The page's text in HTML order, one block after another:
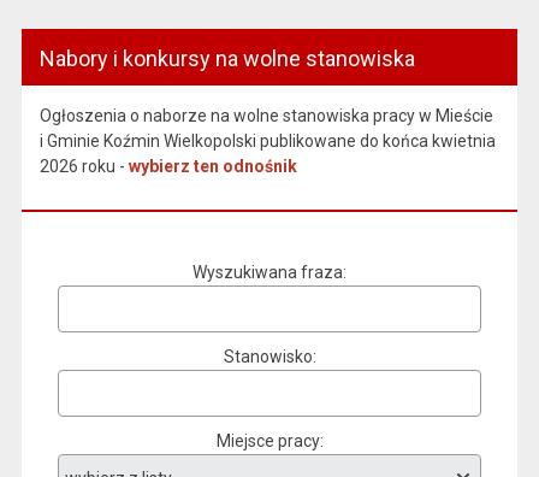
Nabory i konkursy na wolne stanowiska
Ogłoszenia o naborze na wolne stanowiska pracy w Mieście
i Gminie Koźmin Wielkopolski publikowane do końca kwietnia
2026 roku - wybierz ten odnośnik
Wyszukiwana fraza
Stanowisko
Miejsce pracy